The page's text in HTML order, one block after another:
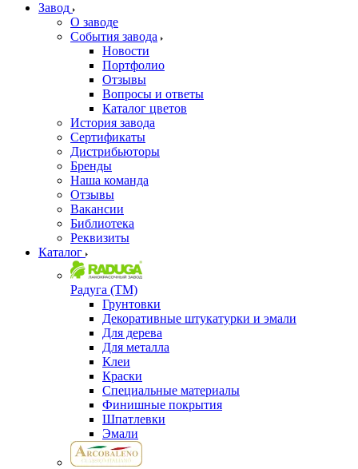
Завод
О заводе
События завода
Новости
Портфолио
Отзывы
Вопросы и ответы
Каталог цветов
История завода
Сертификаты
Дистрибьюторы
Бренды
Наша команда
Отзывы
Вакансии
Библиотека
Реквизиты
Каталог
Радуга (ТМ)
Грунтовки
Декоративные штукатурки и эмали
Для дерева
Для металла
Клеи
Краски
Специальные материалы
Финишные покрытия
Шпатлевки
Эмали